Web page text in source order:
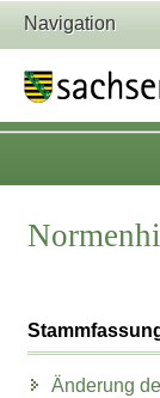
Navigation
Änderung